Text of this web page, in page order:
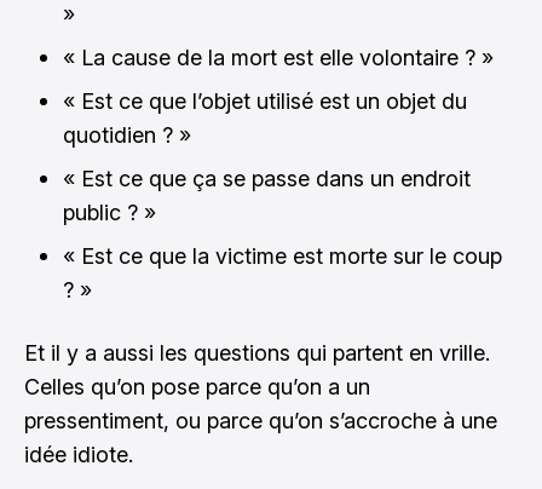
»
« La cause de la mort est elle volontaire ? »
« Est ce que l’objet utilisé est un objet du
quotidien ? »
« Est ce que ça se passe dans un endroit
public ? »
« Est ce que la victime est morte sur le coup
? »
Et il y a aussi les questions qui partent en vrille.
Celles qu’on pose parce qu’on a un
pressentiment, ou parce qu’on s’accroche à une
idée idiote.